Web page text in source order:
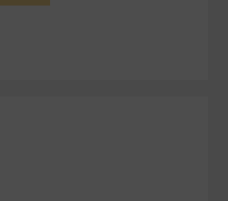
容，故就閣下的目的而
格理集團不會，亦沒有義
基於我們相信的假設及參
所用假設及參數並非唯一